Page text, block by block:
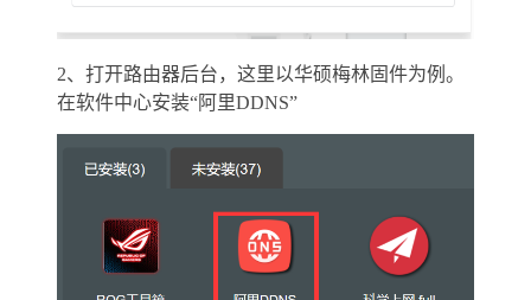
2、打开路由器后台，这里以华硕梅林固件为例。
在软件中心安装“阿里DDNS”